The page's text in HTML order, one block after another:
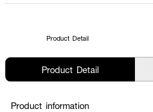
Product Detail
Product Detail
Product information